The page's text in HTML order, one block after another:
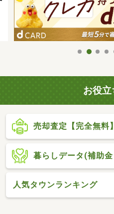
お役立
売却査定【完全無料】
暮らしデータ(補助
人気タウンランキング